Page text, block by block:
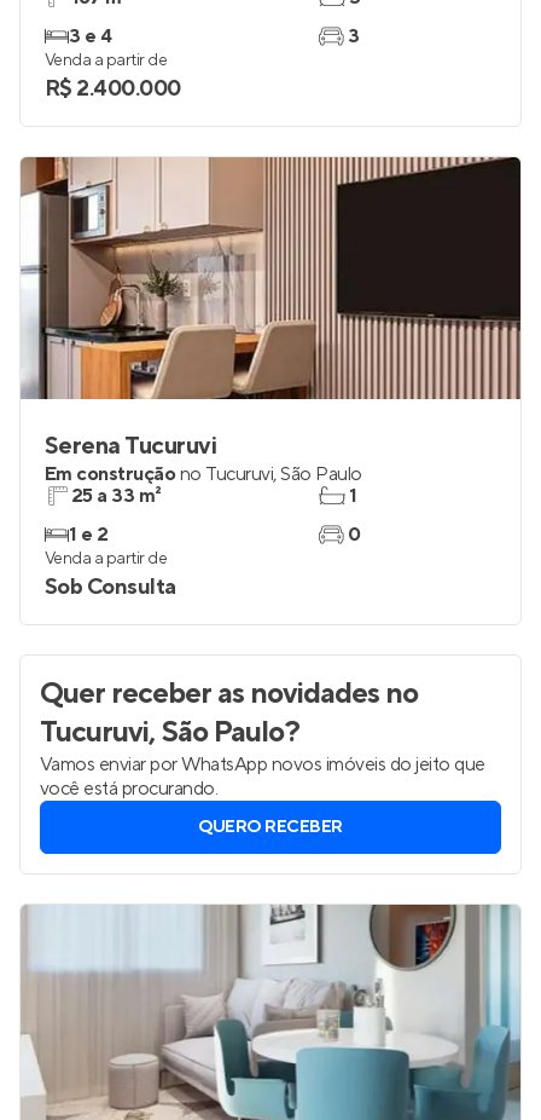
3 e 4
3
Venda a partir de
R$ 2.400.000
Serena Tucuruvi
Em construçãono Tucuruvi,São Paulo
25 a 33 m²
1 e 2
1
0
Venda a partir de
Sob Consulta
Quer receber as novidades no
Tucuruvi, São Paulo?
Vamos enviar por WhatsApp novos imóveis do jeito que
você está procurando.
QUERO RECEBER